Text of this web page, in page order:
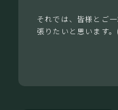
それでは、皆様とご
張りたいと思います